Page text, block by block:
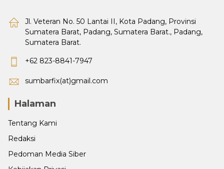
Jl. Veteran No. 50 Lantai II, Kota Padang, Provinsi
Sumatera Barat, Padang, Sumatera Barat., Padang,
Sumatera Barat.
+62 823-8841-7947
sumbarfix(at)gmail.com
Halaman
Tentang Kami
Redaksi
Pedoman Media Siber